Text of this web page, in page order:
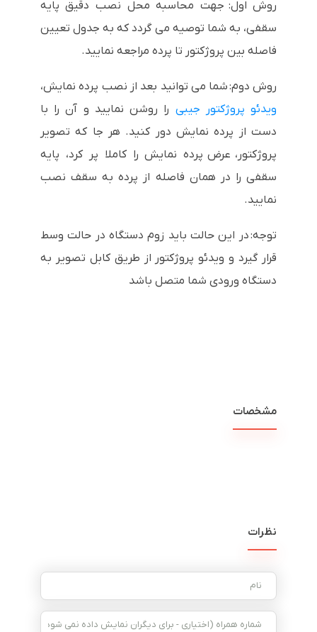
روش اول: جهت محاسبه محل نصب دقیق پایه
سقفی، به شما توصیه می گردد که به جدول تعیین
فاصله بین پروژکتور تا پرده مراجعه نمایید.
روش دوم: شما می توانید بعد از نصب پرده نمایش،
ویدئو پروژکتور جیبی را روشن نمایید و آن را با
دست از پرده نمایش دور کنید. هر جا که تصویر
پروژکتور، عرض پرده نمایش را کاملا پر کرد، پایه
سقفی را در همان فاصله از پرده به سقف نصب
نمایید.
توجه: در این حالت باید زوم دستگاه در حالت وسط
قرار گیرد و ویدئو پروژکتور از طریق کابل تصویر به
دستگاه ورودی شما متصل باشد
مشخصات
نظرات